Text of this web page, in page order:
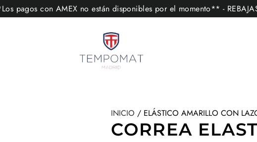
pagos con AMEX no están disponibles por el momento** -
INICIO / ELÁSTICO AMARILLO CON
CORREA